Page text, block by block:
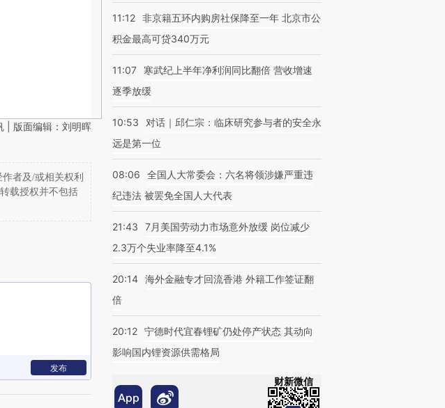
| 版面编辑：刘明晖
者及/或相关权利
载授权并不包括
发布
11:12 非京籍五环内购房社保降至一年 北京市公
积金最高可贷340万元
11:07
寒武纪上半年净利润同比翻倍 营收增速
逐季放缓
10:53
对话｜邱仁宗：临床研究参与者的安全永
远是第一位
08:06
全国人大常委会：六名将领涉嫌严重违
纪违法 被罢免全国人大代表
21:43
7月美国劳动力市场意外放缓 岗位减少
2.3万个失业率降至4.1%
20:14 海外金融专才回流香港 外籍工作签证翻
倍
20:12 宁德时代宜春锂矿仍处停产状态 其动向
影响国内锂资源供需格局
财新微信